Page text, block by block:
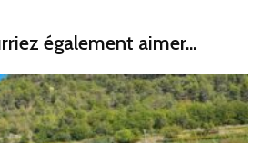
également aimer...